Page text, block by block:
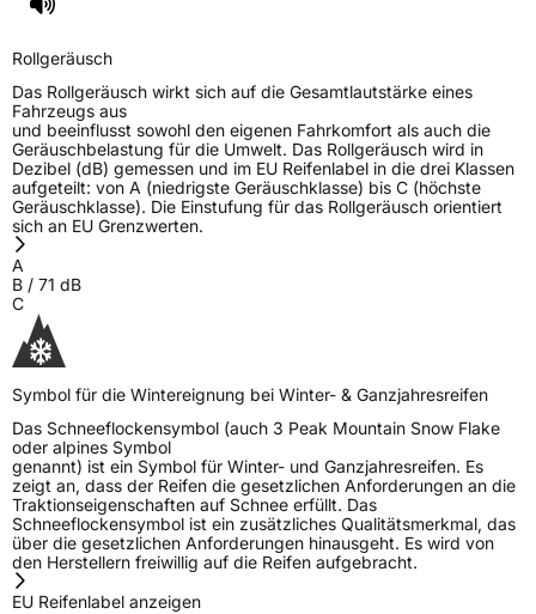
in der EU
Rollgeräusch
Das Rollgeräusch wirkt sich auf die Gesamtlautstärke eines
Fahrzeugs aus
und beeinflusst sowohl den eigenen Fahrkomfort als auch die
Geräuschbelastung für die Umwelt. Das Rollgeräusch wird in
Dezibel (dB) gemessen und im EU Reifenlabel in die drei Klassen
aufgeteilt: von A (niedrigste Geräuschklasse) bis C (höchste
Geräuschklasse). Die Einstufung für das Rollgeräusch orientiert
sich an EU Grenzwerten.
A
B / 71 dB
C
Symbol für die Wintereignung bei Winter- & Ganzjahresreifen
Das Schneeflockensymbol (auch 3 Peak Mountain Snow Flake
oder alpines Symbol
genannt) ist ein Symbol für Winter- und Ganzjahresreifen. Es
zeigt an, dass der Reifen die gesetzlichen Anforderungen an die
Traktionseigenschaften auf Schnee erfüllt. Das
Schneeflockensymbol ist ein zusätzliches Qualitätsmerkmal, das
über die gesetzlichen Anforderungen hinausgeht. Es wird von
den Herstellern freiwillig auf die Reifen aufgebracht.
EU Reifenlabel anzeigen